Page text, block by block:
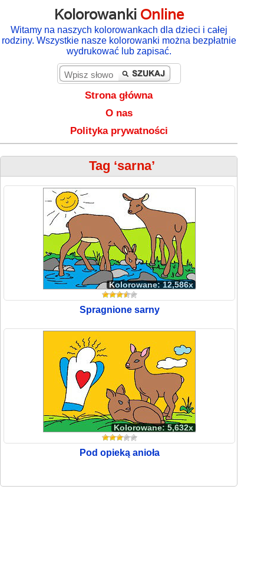
Kolorowanki Online
Witamy na naszych kolorowankach dla dzieci i całej
rodziny. Wszystkie nasze kolorowanki można bezpłatnie
wydrukować lub zapisać.
Strona główna
O nas
Polityka prywatności
Tag ‘sarna’
Kolorowane: 12,586x
Spragnione sarny
Kolorowane: 5,632x
Pod opieką anioła